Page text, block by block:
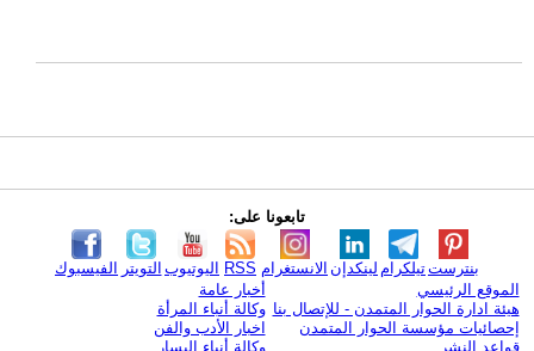
تابعونا على:
الفيسبوك التويتر اليوتيوب RSS الانستغرام لينكدإن تيلكرامبنترست
الموقع الرئيسي
هيئة ادارة الحوار المتمدن - للإتصال بنا
إحصائيات مؤسسة الحوار المتمدن
قواعد النشر
أخبار عامة
وكالة أنباء المرأة
اخبار الأدب والفن
وكالة أنباء اليسار